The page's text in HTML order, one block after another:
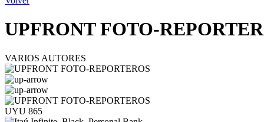
UPFRONT FOTO-
VARIOS AUTORES
UYU 865